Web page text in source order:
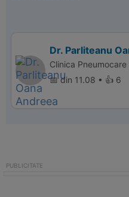
Dr. Parliteanu
Clinica
📅 din 11.08 • 👍 6